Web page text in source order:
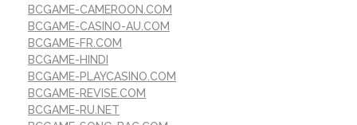
BCGAME-CAMEROON.COM
BCGAME-CASINO-AU.COM
BCGAME-FR.COM
BCGAME-HINDI
BCGAME-PLAYCASINO.COM
BCGAME-REVISE.COM
BCGAME-RU.NET